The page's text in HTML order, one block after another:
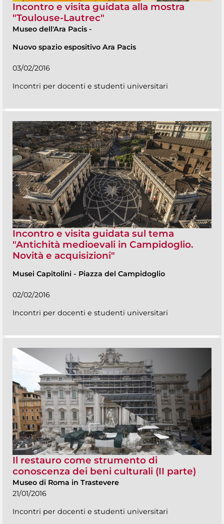
Incontro e visita guidata alla mostra
"Toulouse-Lautrec"
Museo dell'Ara Pacis -
Nuovo spazio espositivo Ara Pacis
03/02/2016
Incontri per docenti e studenti universitari
Incontro e visita guidata sul tema
"Antichità medioevali in Campidoglio.
Novità e acquisizioni"
Musei Capitolini - Piazza del Campidoglio
02/02/2016
Incontri per docenti e studenti universitari
Il restauro come strumento di
conoscenza dei beni culturali (II parte)
Museo di Roma in Trastevere
21/01/2016
Incontri per docenti e studenti universitari